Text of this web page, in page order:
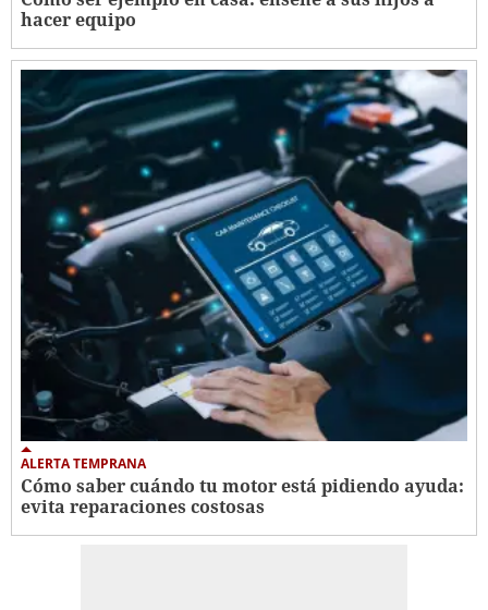
hacer equipo
ALERTA TEMPRANA
Cómo saber cuándo tu motor está pidiendo ayuda:
evita reparaciones costosas